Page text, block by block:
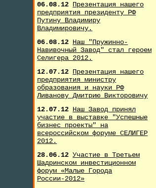
06.08.12 Презентация нашего
предприятия президенту РФ
Путину Владимиру
Владимировичу.
06.08.12 Наш "Пружинно-
Навивочный Завод" стал героем
Селигера 2012.
12.07.12 Презентация нашего
предприятия министру
образования и науки РФ
Ливанову Дмитрию Викторовичу
12.07.12 Наш Завод принял
участие в выставке "Успешные
бизнес проекты" на
всероссийском форуме СЕЛИГЕР
2012.
28.06.12Участие в Третьем
Шадринском инвестиционном
форум «Малые Города
России-2012»